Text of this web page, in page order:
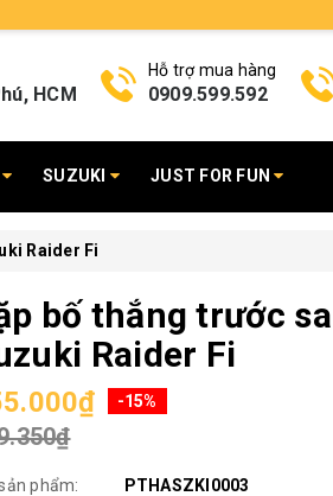
HCM
Hỗ trợ mua hàng
0909.599.592
SUZUKI JUST FOR FUN
Raider Fi
bố thắng trước
Raider Fi
-15%
phẩm:
PTHASZKI0003